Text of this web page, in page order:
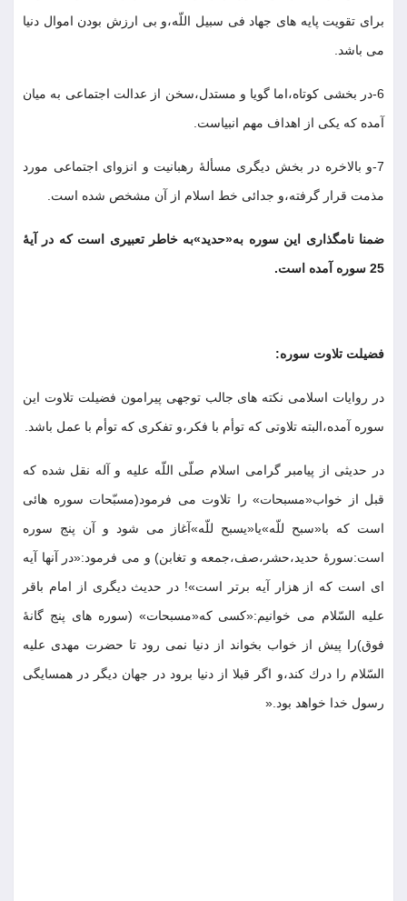
براى تقويت پايه هاى جهاد فى سبيل اللّه،و بى ارزش بودن اموال دنيا
مى باشد
6
-در بخشى كوتاه،اما گويا و مستدل،سخن از عدالت اجتماعى به ميان
آمده كه يكى از اهداف مهم انبياست
7
-و بالاخره در بخش ديگرى مسألۀ رهبانيت و انزواى اجتماعى مورد
مذمت قرار گرفته،و جدائى خط اسلام از آن مشخص شده است
ضمنا نامگذارى اين سوره به«حديد»به خاطر تعبيرى است كه در آيۀ
25 سوره آمده است
.
فضيلت تلاوت سوره:
در روايات اسلامى نكته هاى جالب توجهى پيرامون فضيلت تلاوت اين
سوره آمده،البته تلاوتى كه توأم با فكر،و تفكرى كه توأم با عمل باشد
در حديثى از پيامبر گرامى اسلام صلّى اللّه عليه و آله نقل شده كه
قبل از خواب«مسبحات» را تلاوت مى فرمود(مسبّحات سوره هائى
است كه با«سبح للّه»يا«يسبح للّه»آغاز مى شود و آن پنج سوره
است:سورۀ حديد،حشر،صف،جمعه و تغابن) و مى فرمود:«در آنها آيه
اى است كه از هزار آيه برتر است»! در حديث ديگرى از امام باقر
عليه السّلام مى خوانيم:«كسى كه«مسبحات» (سوره هاى پنج گانۀ
فوق)را پيش از خواب بخواند از دنيا نمى رود تا حضرت مهدى عليه
السّلام را درك كند،و اگر قبلا از دنيا برود در جهان ديگر در همسايگى
رسول خدا خواهد بود ».